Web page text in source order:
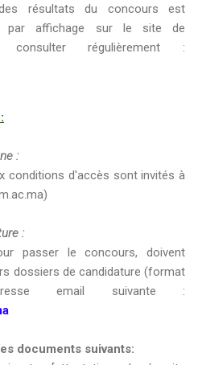
résultats du concours est
par affichage sur le site de
consulter régulièrement :
:
conditions d'accès sont invités à
:
passer le concours, doivent
dossiers de candidature (format
email suivante :
documents suivants: